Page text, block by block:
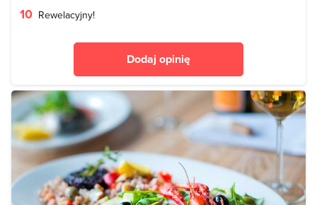
10 Rewelacyjny!
Dodaj opinię